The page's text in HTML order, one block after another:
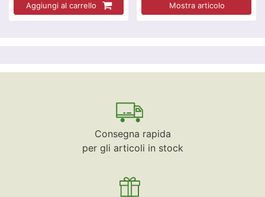
Aggiungi al carrello Mostra articolo
Consegna rapida
per gli articoli in stock